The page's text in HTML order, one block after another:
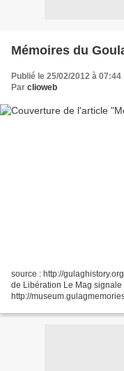
Mémoires du
Publié le 25/02/2012 à 07:44
Par clioweb
source : http://
de Libération Le Mag signale
http://